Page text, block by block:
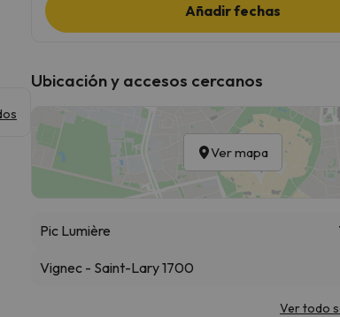
Añadir fechas
Ubicación y accesos cercanos
Ver mapa
Pic Lumière
Vignec - Saint-Lary 1700
Ver todo